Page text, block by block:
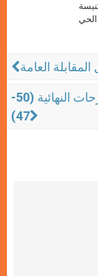
المقابلة العامة
السينودس الخاص بإفريقيا: قائمة المقترحات النهائية (50-
47)